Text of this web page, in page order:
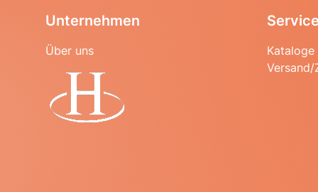
Unternehmen
Über uns
Service
Kataloge
Versand/